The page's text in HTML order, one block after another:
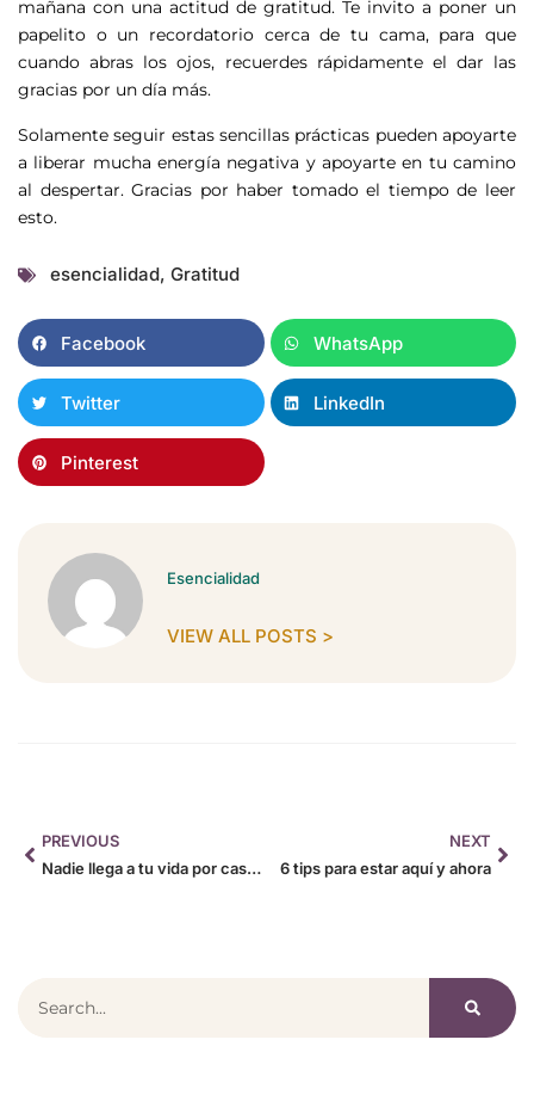
mañana con una actitud de gratitud. Te invito a poner un
papelito o un recordatorio cerca de tu cama, para que
cuando abras los ojos, recuerdes rápidamente el dar las
gracias por un día más.
Solamente seguir estas sencillas prácticas pueden apoyarte
a liberar mucha energía negativa y apoyarte en tu camino
al despertar. Gracias por haber tomado el tiempo de leer
esto.
esencialidad, Gratitud
Facebook WhatsApp
Twitter LinkedIn
Pinterest
Esencialidad
VIEW ALL POSTS >
PREVIOUS
Nadie llega a tu vida por casualidad
NEXT
6 tips para estar aquí y ahora